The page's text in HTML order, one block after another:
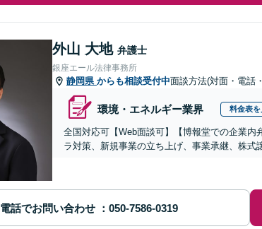
外山 大地 弁護士
銀座エール法律事務所
静岡県 からも相談受付中面談方法(対面・電話
環境・エネルギー業界 料金表を
全国対応可【Web面談可】【博報堂での企業
ラ対策、新規事業の立ち上げ、事業承継、株式
電話でお問い合わせ